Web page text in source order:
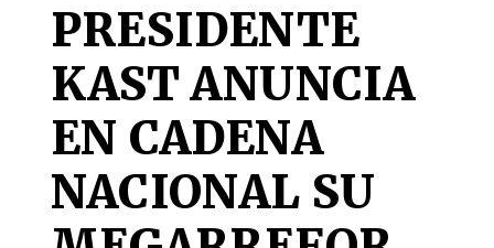
PRESIDENTE
KAST ANUNCIA
EN CADENA
NACIONAL SU